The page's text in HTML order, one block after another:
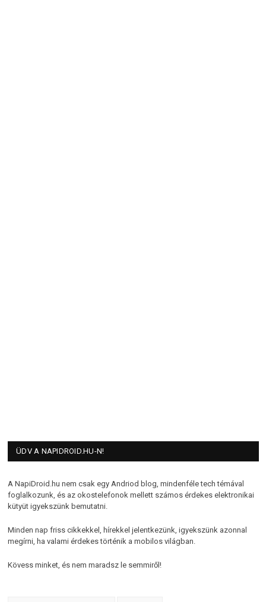
ÜDV A NAPIDROID.HU-N!
A NapiDroid.hu nem csak egy Andriod blog, mindenféle tech témával
foglalkozunk, és az okostelefonok mellett számos érdekes elektronikai
kütyüt igyekszünk bemutatni.
Minden nap friss cikkekkel, hírekkel jelentkezünk, igyekszünk azonnal
megírni, ha valami érdekes történik a mobilos világban.
Kövess minket, és nem maradsz le semmiről!